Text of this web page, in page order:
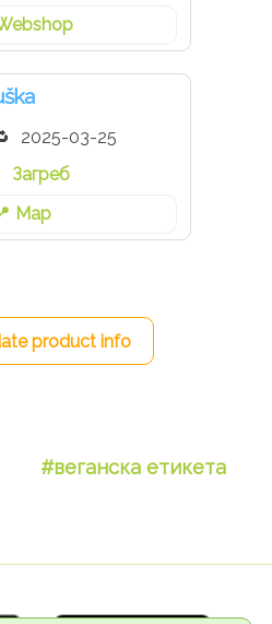
2025-03-25
Загреб
Map
product info
#веганска етикета